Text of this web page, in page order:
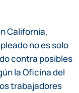
California,
no es solo
contra posibles
la Oficina del
trabajadores